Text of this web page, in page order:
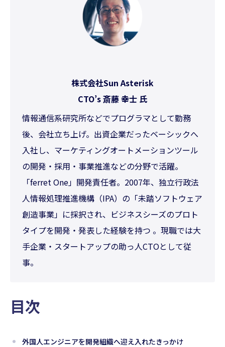
株式会社Sun Asterisk
CTO’s 斎藤 幸士 氏
情報通信系研究所などでプログラマとして勤務
後、会社立ち上げ。出資企業だったベーシックへ
入社し、マーケティングオートメーションツール
の開発・採用・事業推進などの分野で活躍。
「ferret One」開発責任者。2007年、独立行政法
人情報処理推進機構（IPA）の「未踏ソフトウェア
創造事業」に採択され、ビジネスシーズのプロト
タイプを開発・発表した経験を持つ 。現職では大
手企業・スタートアップの助っ人CTOとして従
事。
目次
外国人エンジニアを開発組織へ迎え入れたきっかけ